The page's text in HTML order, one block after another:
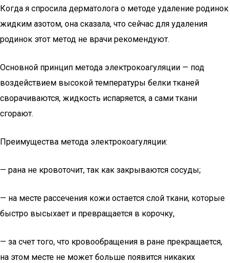
Когда я спросила дерматолога о методе удаление родинок
жидким азотом, она сказала, что сейчас для удаления
родинок этот метод не врачи рекомендуют.
Основной принцип метода электрокоагуляции — под
воздействием высокой температуры белки тканей
сворачиваются, жидкость испаряется, а сами ткани
сгорают.
Преимущества метода электрокоагуляции:
— рана не кровоточит, так как закрываются сосуды;
— на месте рассечения кожи остается слой ткани, которые
быстро высыхает и превращается в корочку,
— за счет того, что кровообращения в ране прекращается,
на этом месте не может больше появится никаких